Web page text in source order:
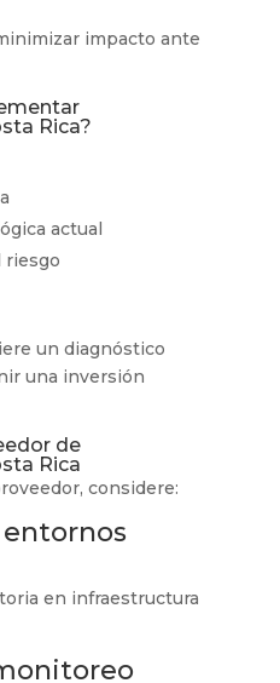
impacto ante
Rica?
actual
riesgo
un diagnóstico
una inversión
de
Rica
considere:
en infraestructura